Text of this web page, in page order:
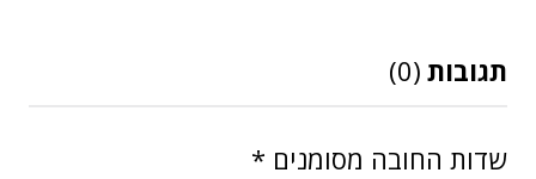
תגובות (0)
שדות החובה מסומנים *